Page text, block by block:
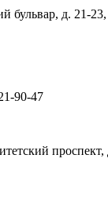
бульвар, д. 21-23,
90-47
проспект,